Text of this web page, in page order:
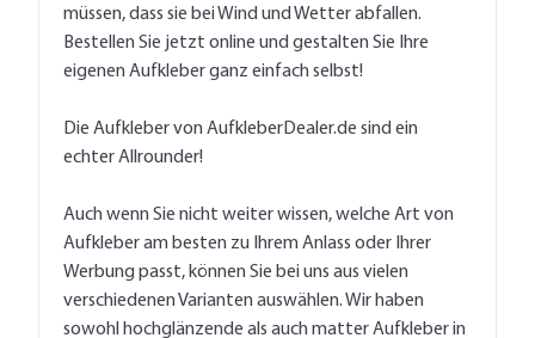
müssen, dass sie bei Wind und Wetter abfallen.
Bestellen Sie jetzt online und gestalten Sie Ihre
eigenen Aufkleber ganz einfach selbst!
Die Aufkleber von AufkleberDealer.de sind ein
echter Allrounder!
Auch wenn Sie nicht weiter wissen, welche Art von
Aufkleber am besten zu Ihrem Anlass oder Ihrer
Werbung passt, können Sie bei uns aus vielen
verschiedenen Varianten auswählen. Wir haben
sowohl hochglänzende als auch matter Aufkleber in